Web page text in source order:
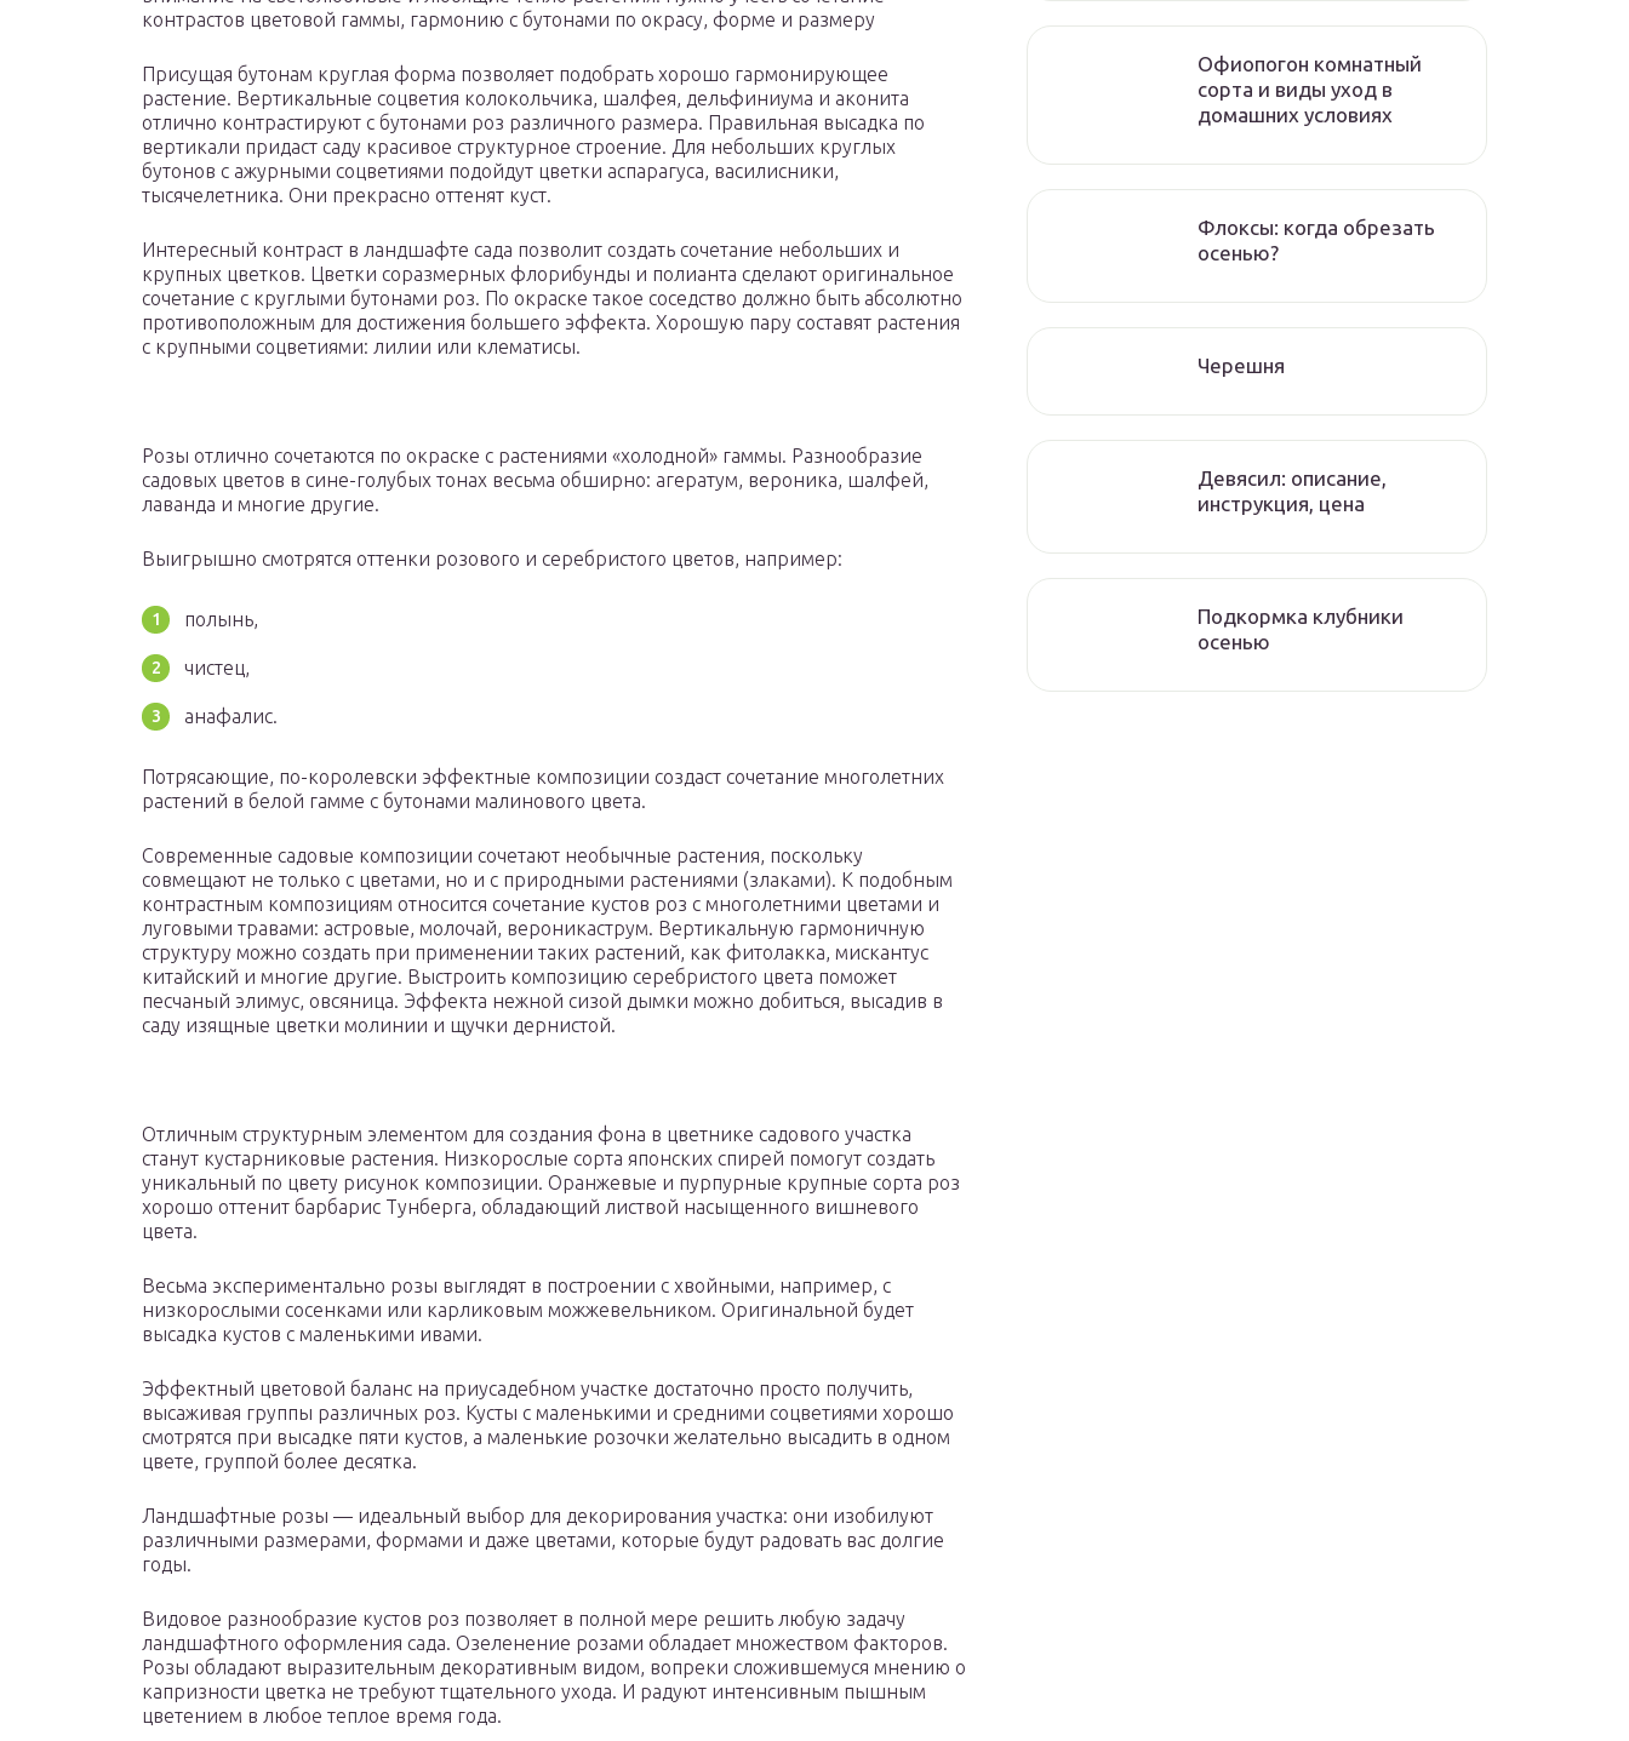
контрастов цветовой гаммы, гармонию с бутонами по окрасу, форме и размеру
Присущая бутонам круглая форма позволяет подобрать хорошо гармонирующее
растение. Вертикальные соцветия колокольчика, шалфея, дельфиниума и аконита
отлично контрастируют с бутонами роз различного размера. Правильная высадка по
вертикали придаст саду красивое структурное строение. Для небольших круглых
бутонов с ажурными соцветиями подойдут цветки аспарагуса, василисники,
тысячелетника. Они прекрасно оттенят куст.
Интересный контраст в ландшафте сада позволит создать сочетание небольших и
крупных цветков. Цветки соразмерных флорибунды и полианта сделают оригинальное
сочетание с круглыми бутонами роз. По окраске такое соседство должно быть абсолютно
противоположным для достижения большего эффекта. Хорошую пару составят растения
с крупными соцветиями: лилии или клематисы.
Розы отлично сочетаются по окраске с растениями «холодной» гаммы. Разнообразие
садовых цветов в сине-голубых тонах весьма обширно: агератум, вероника, шалфей,
лаванда и многие другие.
Выигрышно смотрятся оттенки розового и серебристого цветов, например:
полынь,
чистец,
анафалис.
Потрясающие, по-королевски эффектные композиции создаст сочетание многолетних
растений в белой гамме с бутонами малинового цвета.
Современные садовые композиции сочетают необычные растения, поскольку
совмещают не только с цветами, но и с природными растениями (злаками). К подобным
контрастным композициям относится сочетание кустов роз с многолетними цветами и
луговыми травами: астровые, молочай, вероникаструм. Вертикальную гармоничную
структуру можно создать при применении таких растений, как фитолакка, мискантус
китайский и многие другие. Выстроить композицию серебристого цвета поможет
песчаный элимус, овсяница. Эффекта нежной сизой дымки можно добиться, высадив в
саду изящные цветки молинии и щучки дернистой.
Отличным структурным элементом для создания фона в цветнике садового участка
станут кустарниковые растения. Низкорослые сорта японских спирей помогут создать
уникальный по цвету рисунок композиции. Оранжевые и пурпурные крупные сорта роз
хорошо оттенит барбарис Тунберга, обладающий листвой насыщенного вишневого
цвета.
Весьма экспериментально розы выглядят в построении с хвойными, например, с
низкорослыми сосенками или карликовым можжевельником. Оригинальной будет
высадка кустов с маленькими ивами.
Эффектный цветовой баланс на приусадебном участке достаточно просто получить,
высаживая группы различных роз. Кусты с маленькими и средними соцветиями хорошо
смотрятся при высадке пяти кустов, а маленькие розочки желательно высадить в одном
цвете, группой более десятка.
Ландшафтные розы — идеальный выбор для декорирования участка: они изобилуют
различными размерами, формами и даже цветами, которые будут радовать вас долгие
годы.
Видовое разнообразие кустов роз позволяет в полной мере решить любую задачу
ландшафтного оформления сада. Озеленение розами обладает множеством факторов.
Розы обладают выразительным декоративным видом, вопреки сложившемуся мнению о
капризности цветка не требуют тщательного ухода. И радуют интенсивным пышным
цветением в любое теплое время года.
Офиопогон комнатный
сорта и виды уход в
домашних условиях
Флоксы: когда обрезать
осенью?
Черешня
Девясил: описание,
инструкция, цена
Подкормка клубники
осенью